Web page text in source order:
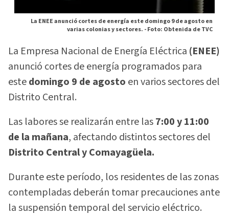
La ENEE anunció cortes de energía este domingo 9 de agosto en
varias colonias y sectores. -Foto: Obtenida de TVC
La Empresa Nacional de Energía Eléctrica (ENEE)
anunció cortes de energía programados para
estedomingo 9 de agosto en varios sectores del
Distrito Central.
Las labores se realizarán entre las7:00 y 11:00
de la mañana, afectando distintos sectores del
Distrito Central y Comayagüela.
Durante este período, los residentes de las zonas
contempladas deberán tomar precauciones ante
la suspensión temporal del servicio eléctrico.